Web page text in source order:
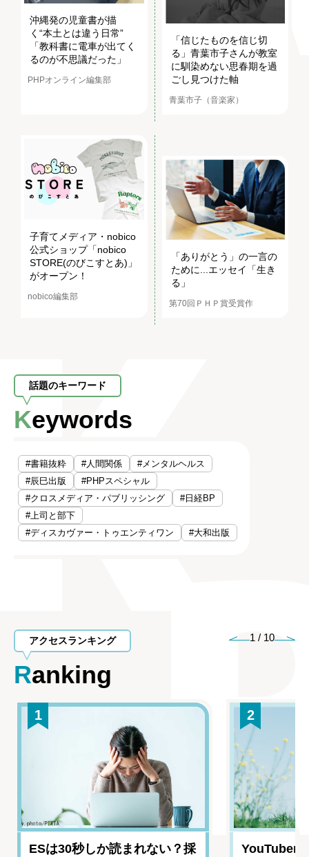
沖縄発の児童書が描
く“本土とは違う日常”
「教科書に電車が出てく
るのが不思議だった」
PHPオンライン編集部
「信じたものを信じ切
る」青葉市子さんが教室
に馴染めない思春期を過
ごし見つけた軸
青葉市子（音楽家）
子育てメディア・nobico
公式ショップ「nobico
STORE(のびこすとあ)」
がオープン！
nobico編集部
「ありがとう」の一言の
ために...エッセイ「生き
る」
第70回ＰＨＰ賞受賞作
話題のキーワード
Keywords
#書籍抜粋 #人間関係
#メンタルヘルス
#辰巳出版
#PHPスペシャル
#クロスメディア・パブリッシング
#日経BP
#上司と部下
#ディスカヴァー・トゥエンティワン
#大和出版
アクセスランキング
Ranking
1 / 10
1
ESは30秒しか読まれない？採
2
YouTuber